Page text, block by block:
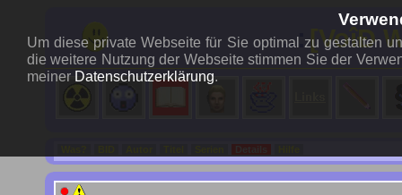
..:[VoîÐ
Um diese private Webseite für Sie optimal zu gestalten
die weitere Nutzung der Webseite stimmen Sie der
meiner Datenschutzerklärung.